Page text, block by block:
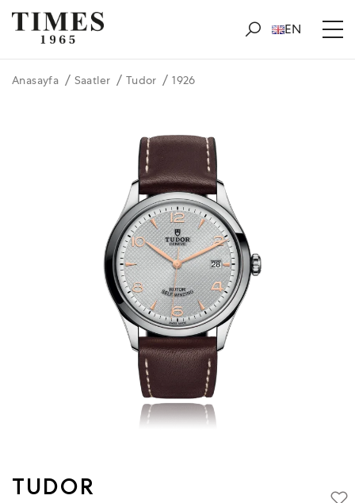
EN
Anasayfa Saatler Tudor 1926
TUDOR